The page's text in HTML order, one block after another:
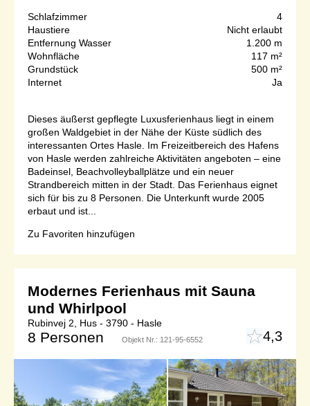
Schlafzimmer
4
Haustiere
Nicht erlaubt
Entfernung Wasser
1.200 m
Wohnfläche
117 m²
Grundstück
500 m²
Internet
Ja
Dieses äußerst gepflegte Luxusferienhaus liegt in einem
großen Waldgebiet in der Nähe der Küste südlich des
interessanten Ortes Hasle. Im Freizeitbereich des Hafens
von Hasle werden zahlreiche Aktivitäten angeboten – eine
Badeinsel, Beachvolleyballplätze und ein neuer
Strandbereich mitten in der Stadt. Das Ferienhaus eignet
sich für bis zu 8 Personen. Die Unterkunft wurde 2005
erbaut und ist...
Zu Favoriten hinzufügen
Modernes Ferienhaus mit Sauna
und Whirlpool
Rubinvej 2, Hus - 3790 - Hasle
8 Personen Objekt Nr.: 121-95-6552 4,3